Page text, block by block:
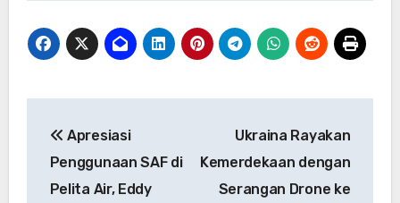
navigation
Apresiasi
Penggunaan SAF di
Pelita Air, Eddy
Ukraina Rayakan
Kemerdekaan dengan
Serangan Drone ke